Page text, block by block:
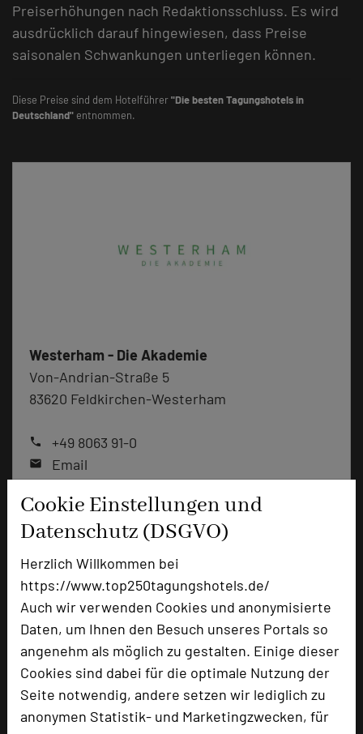
Cookie Einstellungen und
Datenschutz (DSGVO)
Herzlich Willkommen bei
https://www.top250tagungshotels.de/
Auch wir verwenden Cookies und anonymisierte
Daten, um Ihnen den Besuch unseres Portals so
angenehm als möglich zu gestalten. Einige dieser
Cookies sind dabei für die optimale Nutzung der
Seite notwendig, andere setzen wir lediglich zu
anonymen Statistik- und Marketingzwecken, für
Preiserhöhungen nach Redaktionsschluss. Es wird
ausdrücklich darauf hingewiesen, dass Preise
saisonalen Schwankungen unterliegen können.
Diese Preise sind dem Hotelführer"Die besten Tagungshotels in
Deutschland" entnommen.
Westerham - Die Akademie
Von-Andrian-Straße 5
83620 Feldkirchen-Westerham
phone +49 8063 91-0
mail Email
Bewertung
Tagungsplaner
Tagungsteilnehmer